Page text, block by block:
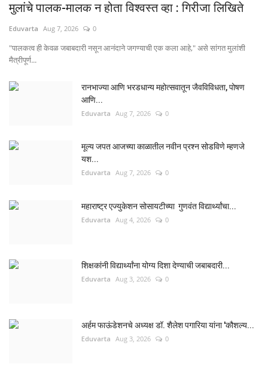
मुलांचे पालक-मालक न होता विश्वस्त व्हा : गिरीजा लिखिते
Eduvarta Aug 7, 2026 0
"पालकत्व ही केवळ जबाबदारी नसून आनंदाने जगण्याची एक कला आहे," असे सांगत मुलांशी
मैत्रीपूर्ण...
रानभाज्या आणि भरडधान्य महोत्सवातून जैवविविधता, पोषण
आणि...
Eduvarta Aug 7, 2026 0
मूल्य जपत आजच्या काळातील नवीन प्रश्न सोडविणे म्हणजे
यश...
Eduvarta Aug 7, 2026 0
महाराष्ट्र एज्युकेशन सोसायटीच्या गुणवंत विद्यार्थ्यांचा...
Eduvarta Aug 4, 2026 0
शिक्षकांनी विद्यार्थ्यांना योग्य दिशा देण्याची जबाबदारी...
Eduvarta Aug 3, 2026 0
अर्हम फाऊंडेशनचे अध्यक्ष डॉ. शैलेश पगारिया यांना 'कौशल्य...
Eduvarta Aug 3, 2026 0